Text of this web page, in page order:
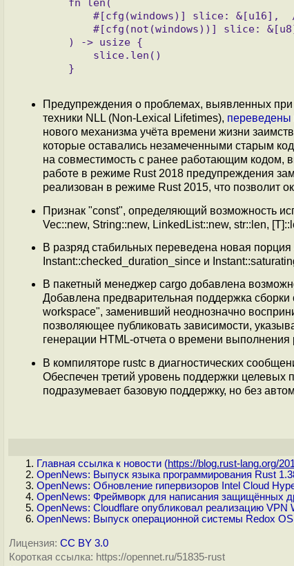
Предупреждения о проблемах, выявленных
техники NLL (Non-Lexical Lifetimes), переведены
нового механизма учёта времени жизни
которые оставались незамеченными старым
на совместимость с ранее работающим кодом,
работе в режиме Rust 2018 предупреждения
реализован в режиме Rust 2015, что позволит
Признак "const", определяющий возможность
Vec::new, String::new, LinkedList::new, str::len,
В разряд стабильных переведена новая
Instant::checked_duration_since и
В пакетный менеджер cargo добавлена
Добавлена предварительная поддержка
workspace", заменивший неоднозначно
позволяющее публиковать зависимости,
генерации HTML-отчета о времени
В компиляторе rustc в диагностических
Обеспечен третий уровень поддержки
подразумевает базовую поддержку, но без
Главная ссылка к новости (https://blog.rust-lang.org/
OpenNews: Выпуск языка программирования Rust
OpenNews: Обновление гипервизоров Intel Cloud
OpenNews: Фреймворк для написания защищённых
OpenNews: Cloudflare опубликовал реализацию VPN
OpenNews: Выпуск операционной системы Redox
Лицензия: CC BY 3.0
Короткая ссылка: https://opennet.ru/51835-rust